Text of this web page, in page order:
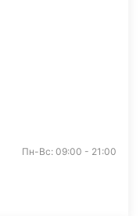
Пн-Вс: 09:00 - 21:00